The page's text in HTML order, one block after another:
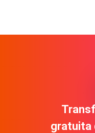
gratuita